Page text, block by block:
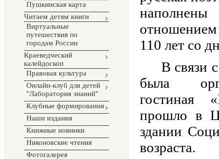
Пушкинская карта
Читаем детям книги
Виртуальные
путешествия по
городам России
Краеведческий
калейдоскоп
Правовая культура
Онлайн-клуб для детей
"Лаборатория знаний"
Клубные формирования
Наши издания
Книжные новинки
Никоновские чтения
Фотогалерея
отношением
110 лет со
В связи с
была
гостиная
прошло в
здании
возраста.